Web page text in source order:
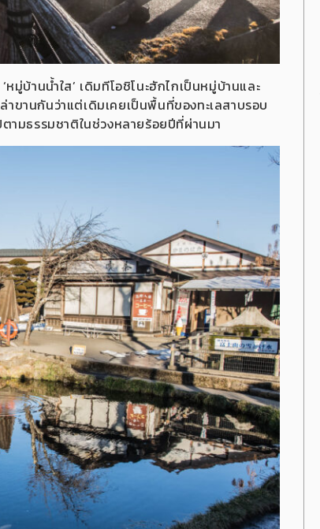
มู่บ้านน้ำใส’ เดิมทีโอชิโนะฮักไกเป็นหมู่บ้านและ
าขานกันว่าแต่เดิมเคยเป็นพื้นที่ของทะเลสาบรอบ
ามธรรมชาติในช่วงหลายร้อยปีที่ผ่านมา